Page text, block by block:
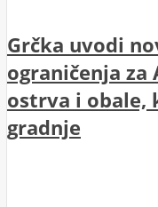
Grčka uvodi
ograničenja
ostrva i obale,
gradnje